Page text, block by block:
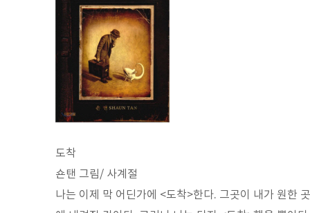
도착
숀탠 그림/ 사계절
나는 이제 막 어딘가에 <도착>한다. 그곳이 내가 원한